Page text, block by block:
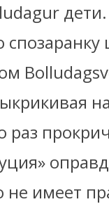
раз
не имеет